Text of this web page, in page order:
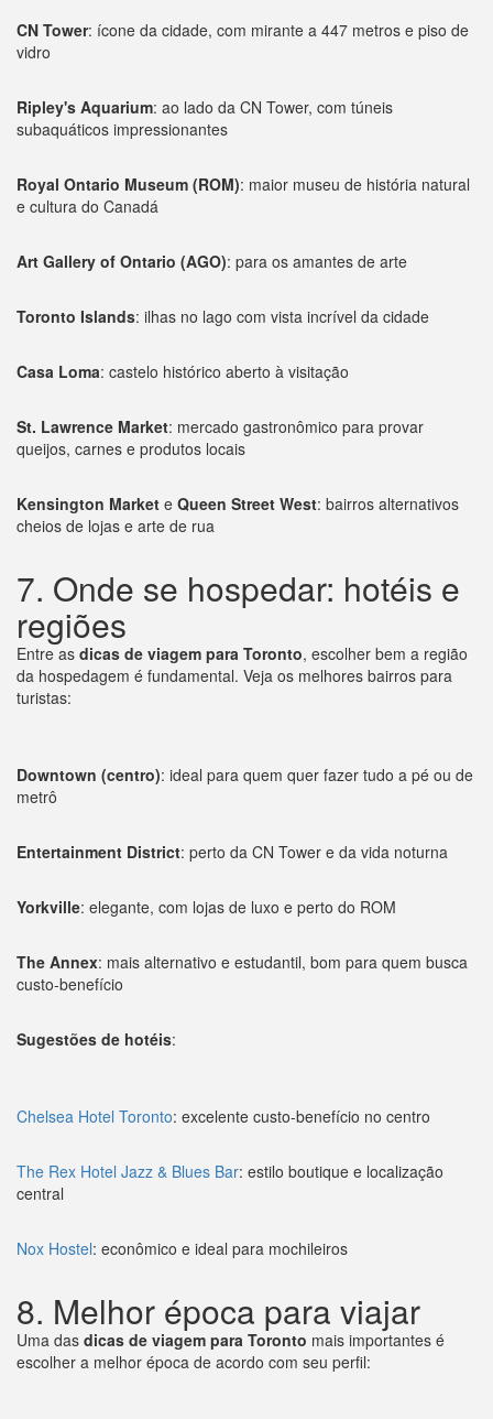
CN Tower: ícone da cidade, com mirante a 447 metros e piso de
vidro
Ripley's Aquarium: ao lado da CN Tower, com túneis
subaquáticos impressionantes
Royal Ontario Museum (ROM): maior museu de história natural
e cultura do Canadá
Art Gallery of Ontario (AGO): para os amantes de arte
Toronto Islands: ilhas no lago com vista incrível da cidade
Casa Loma: castelo histórico aberto à visitação
St. Lawrence Market: mercado gastronômico para provar
queijos, carnes e produtos locais
Kensington Market e Queen Street West: bairros alternativos
cheios de lojas e arte de rua
7. Onde se hospedar: hotéis e
regiões
Entre as dicas de viagem para Toronto, escolher bem a região
da hospedagem é fundamental. Veja os melhores bairros para
turistas:
Downtown (centro): ideal para quem quer fazer tudo a pé ou de
metrô
Entertainment District: perto da CN Tower e da vida noturna
Yorkville: elegante, com lojas de luxo e perto do ROM
The Annex: mais alternativo e estudantil, bom para quem busca
custo-benefício
Sugestões de hotéis:
Chelsea Hotel Toronto: excelente custo-benefício no centro
The Rex Hotel Jazz & Blues Bar: estilo boutique e localização
central
Nox Hostel: econômico e ideal para mochileiros
8. Melhor época para viajar
Uma das dicas de viagem para Toronto mais importantes é
escolher a melhor época de acordo com seu perfil: